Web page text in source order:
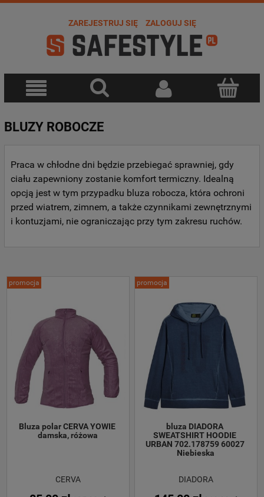
ZAREJESTRUJ SIĘ ZALOGUJ SIĘ
BLUZY ROBOCZE
Praca w chłodne dni będzie przebiegać sprawniej, gdy
ciału zapewniony zostanie komfort termiczny. Idealną
opcją jest w tym przypadku bluza robocza, która ochroni
przed wiatrem, zimnem, a także czynnikami zewnętrznymi
i kontuzjami, nie ograniczając przy tym zakresu ruchów.
Bluza polar CERVA YOWIE
damska, różowa
CERVA
promocja
bluza DIADORA
SWEATSHIRT HOODIE
URBAN 702.178759 60027
Niebieska
DIADORA
promocja